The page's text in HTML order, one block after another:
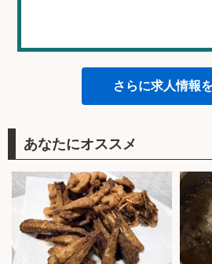
さらに求人情報
あなたにオススメ